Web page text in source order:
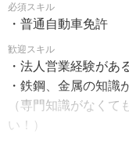
◼️業務内容
各種製造メーカーの
造方法や仕入先をチ
ールスです。
８万点を超える製造
し、製品を提供して
また、製造業の商社
【勤務地】
金沢営業所
最寄駅：金沢駅から
【勤務時間】
固定（定額）残業代
就業時間 08:30 ～
必須スキル
・普通自動車免許
歓迎スキル
・法人営業経験があ
・鉄鋼、金属の知識
（専門知識がなく
い！）